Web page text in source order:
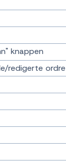
knappen
redigerte ordre